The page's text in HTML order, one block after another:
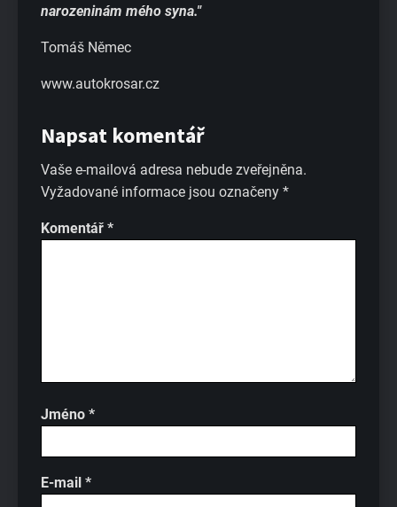
narozeninám mého syna."
Tomáš Němec
www.autokrosar.cz
Napsat komentář
Vaše e-mailová adresa nebude zveřejněna.
Vyžadované informace jsou označeny *
Komentář *
Jméno *
E-mail *